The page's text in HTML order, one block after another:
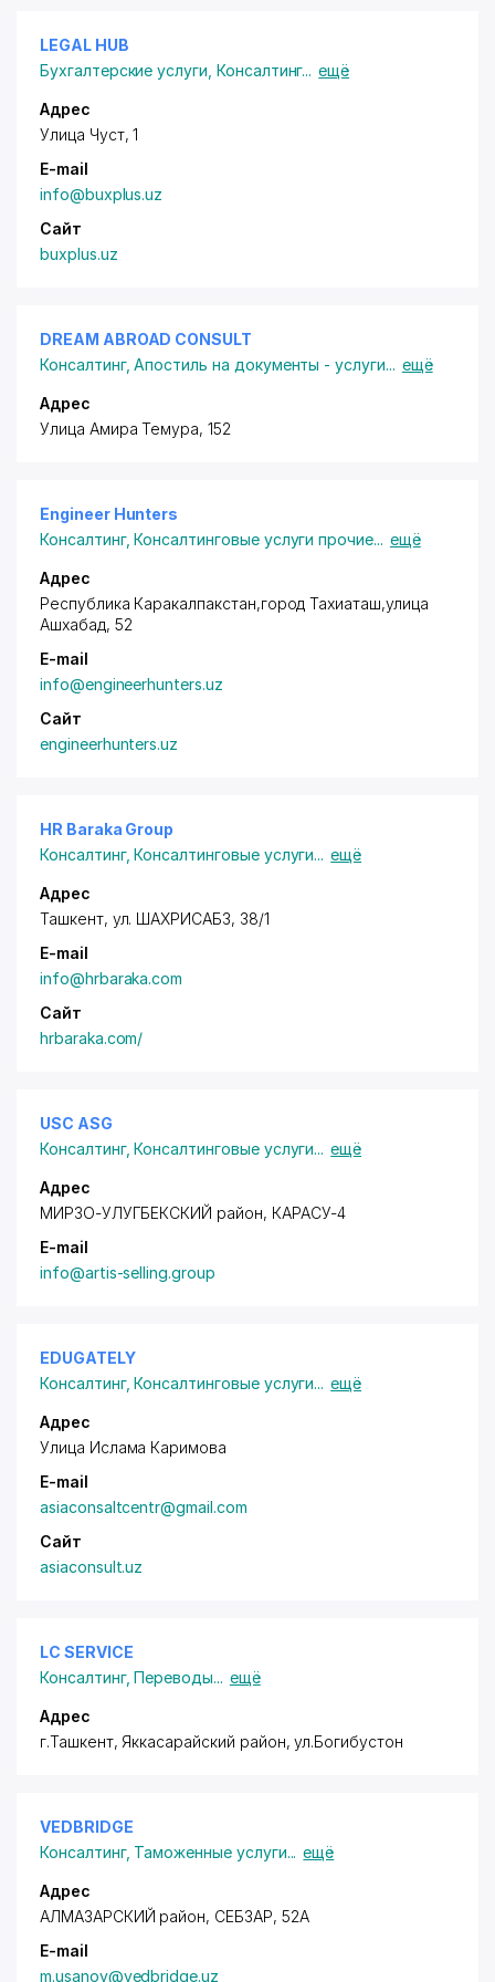
LEGAL HUB
Бухгалтерские услуги Консалтинг... ещё
Адрес
Улица Чуст, 1
E-mail
info@buxplus.uz
Сайт
buxplus.uz
DREAM ABROAD CONSULT
Консалтинг,Апостиль на документы - услуги... ещё
Адрес
Улица Амира Темура, 152
Engineer Hunters
Консалтинг,Консалтинговые услуги прочие... ещё
Адрес
Республика Каракалпакстан,город Тахиаташ,улица
Ашхабад, 52
E-mail
info@engineerhunters.uz
Сайт
engineerhunters.uz
HR Baraka Group
Консалтинг,Консалтинговые услуги... ещё
Адрес
Ташкент, ул. ШАХРИСАБЗ, 38/1
E-mail
info@hrbaraka.com
Сайт
hrbaraka.com/
USC ASG
Консалтинг,Консалтинговые услуги... ещё
Адрес
МИРЗО-УЛУГБЕКСКИЙ район, КАРАСУ-4
E-mail
info@artis-selling.group
EDUGATELY
Консалтинг,Консалтинговые услуги... ещё
Адрес
Улица Ислама Каримова
E-mail
asiaconsaltcentr@gmail.com
Сайт
asiaconsult.uz
LC SERVICE
Консалтинг,Переводы... ещё
Адрес
г.Ташкент, Яккасарайский район, ул.Богибустон
VEDBRIDGE
Консалтинг, Таможенные услуги... ещё
Адрес
АЛМАЗАРСКИЙ район, СЕБЗАР, 52A
E-mail
m.usanov@vedbridge.uz